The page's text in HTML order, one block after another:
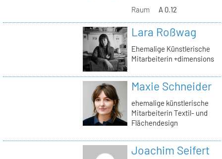
Raum
A 0.12
Lara Roßwag
Ehemalige Künstlerische
Mitarbeiterin +dimensions
Maxie Schneider
ehemalige künstlerische
Mitarbeiterin Textil- und
Flächendesign
Joachim Seifert